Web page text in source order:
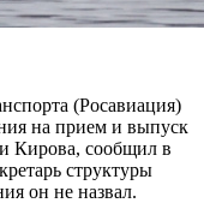
(Росавиация)
на прием и выпуск
Кирова, сообщил в
структуры
он не назвал.